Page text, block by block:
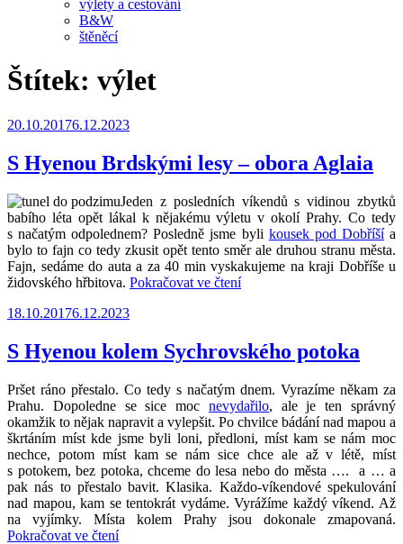
výlety a cestování
B&W
štěněcí
Štítek: výlet
Publikováno
20.10.20176.12.2023
S Hyenou Brdskými lesy – obora Aglaia
Jeden z posledních víkendů s vidinou zbytků
babího léta opět lákal k nějakému výletu v okolí Prahy. Co tedy
s načatým odpolednem? Posledně jsme byli kousek pod Dobříšía
bylo to fajn co tedy zkusit opět tento směr ale druhou stranu města.
Fajn, sedáme do auta a za 40 min vyskakujeme na kraji Dobříše u
židovského hřbitova. Pokračovat ve čtení„S
–
obora
Publikováno
18.10.20176.12.2023
S Hyenou kolem Sychrovského potoka
Pršet ráno přestalo. Co tedy s načatým dnem. Vyrazíme někam za
Prahu. Dopoledne se sice moc nevydařilo, ale je ten správný
okamžik to nějak napravit a vylepšit. Po chvilce bádání nad mapou a
škrtáním míst kde jsme byli loni, předloni, míst kam se nám moc
nechce, potom míst kam se nám sice chce ale až v létě, míst
s potokem, bez potoka, chceme do lesa nebo do města …. a … a
pak nás to přestalo bavit. Klasika. Každo-víkendové spekulování
nad mapou, kam se tentokrát vydáme. Vyrážíme každý víkend. Až
na vyjímky. Místa kolem Prahy jsou dokonale zmapovaná.
Pokračovat ve čtení„S